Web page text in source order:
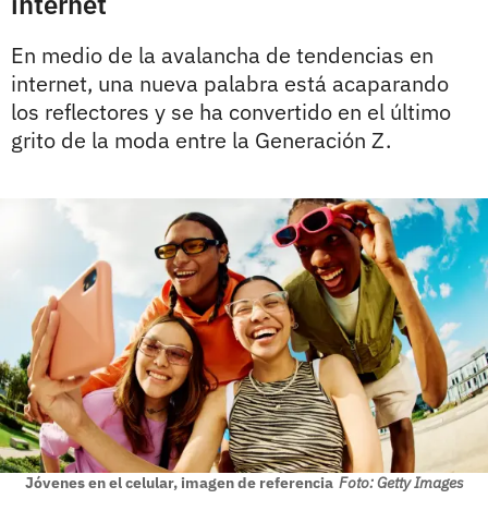
En medio de la avalancha de tendencias en
internet, una nueva palabra está acaparando
los reflectores y se ha convertido en el último
grito de la moda entre la Generación Z.
Jóvenes en el celular, imagen de referencia Foto: Getty Images